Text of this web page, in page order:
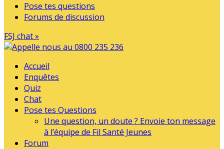
Pose tes questions
Forums de discussion
FSJ chat »
Accueil
Enquêtes
Quiz
Chat
Pose tes Questions
Une question, un doute ? Envoie ton message
à l’équipe de Fil Santé Jeunes
Forum